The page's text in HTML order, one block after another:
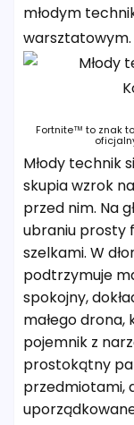
młodym
warsztatowym.
Fortnite™ to znak
Młody technik
skupia wzrok
przed nim. Na
ubraniu prosty
szelkami. W
podtrzymuje
spokojny,
małego
pojemnik z
prostokątny
przedmiotami,